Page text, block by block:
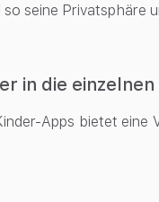
seine Privatsphäre
in die
Apps bietet eine